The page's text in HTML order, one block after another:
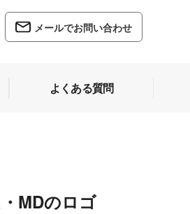
メールでお問い合わせ
よくある質問
MDのロゴ